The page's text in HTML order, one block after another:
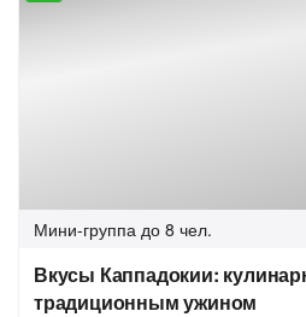
Мини-группа до 8 чел.
Вкусы Каппадокии:
традиционным ужином